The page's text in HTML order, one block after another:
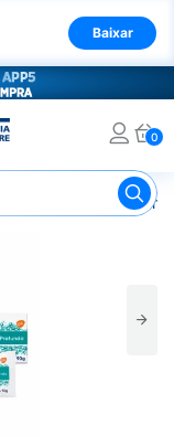
Baixar
0
Pasta de Dente